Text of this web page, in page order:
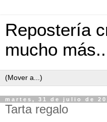
Repostería
mucho
martes, 31 de julio de
Tarta regalo